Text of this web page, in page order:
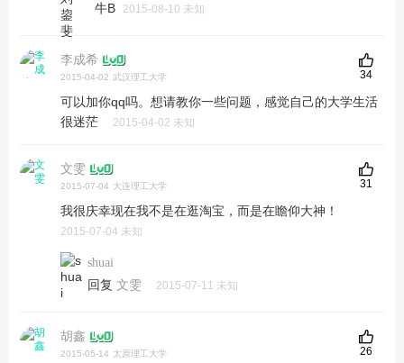
牛B 2015-08-10 未知
李成希
2015-04-02 武汉理工大学
可以加你qq吗。想请教你一些问题，感觉自己的大学生活
2015-04-02 未知
34
文雯
2015-07-04 大连理工大学
2015-07-04 未知
31
shuai
回复 文雯 2015-07-11 未知
胡鑫
2015-05-14 太原理工大学 26